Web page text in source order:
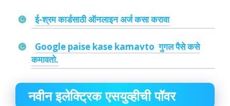
ई-श्रम कार्डसाठी ऑनलाइन अर्ज कसा करावा
Google paise kase kamavto गुगल पैसे कसे
कमावतो.
नवीन इलेक्ट्रिक एसयुव्हीची पॉवर